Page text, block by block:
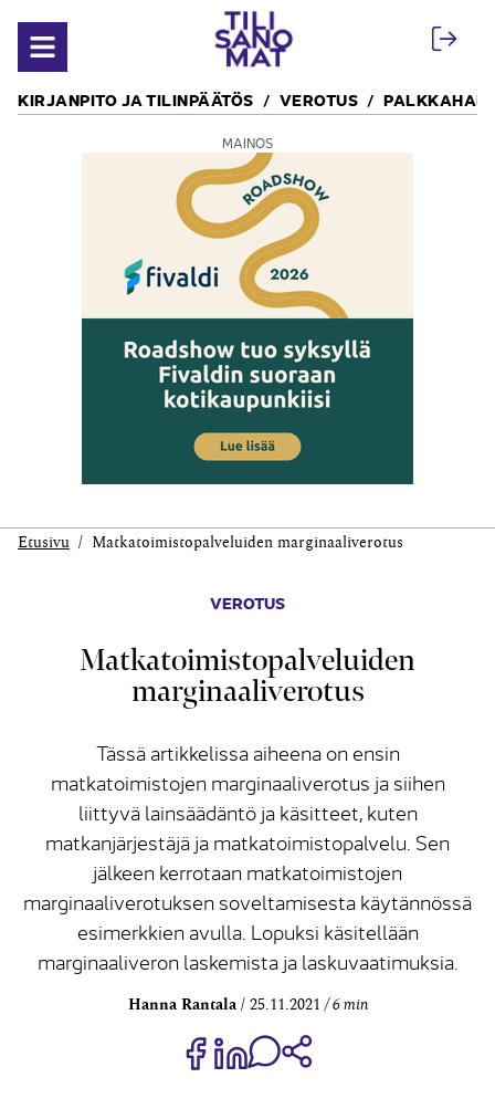
Avaa valikko
KIRJANPITO JA TILINPÄÄTÖS VEROTUS
MAINOS
Etusivu Matka­toimisto­palveluiden marginaali­verotus
VEROTUS
Matka­toimisto­palveluiden
marginaali­verotus
Tässä artikkelissa aiheena on ensin
matkatoimistojen marginaaliverotus ja siihen
liittyvä lainsäädäntö ja käsitteet, kuten
matkanjärjestäjä ja matkatoimistopalvelu. Sen
jälkeen kerrotaan matkatoimistojen
marginaaliverotuksen soveltamisesta käytännössä
esimerkkien avulla. Lopuksi käsitellään
marginaaliveron laskemista ja laskuvaatimuksia.
Hanna Rantala 25.11.2021 6 min
Jaa Share on Facebook
Jaa Share on LinkedIn
Jaa WhatsApp-viestinä